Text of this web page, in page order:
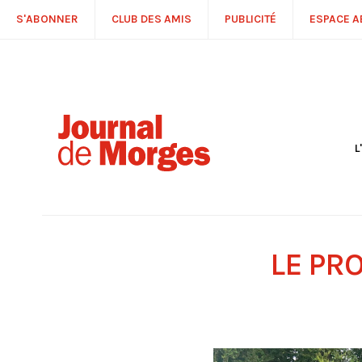
S'ABONNER CLUB DES AMIS PUBLICITÉ ESPACE
LE